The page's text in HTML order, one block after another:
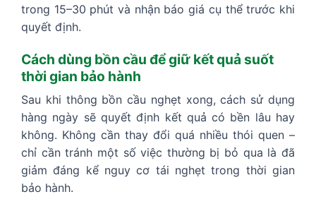
trong 15–30 phút và nhận báo giá cụ thể trước khi
quyết định.
Cách dùng bồn cầu để giữ kết quả suốt
thời gian bảo hành
Sau khi thông bồn cầu nghẹt xong, cách sử dụng
hàng ngày sẽ quyết định kết quả có bền lâu hay
không. Không cần thay đổi quá nhiều thói quen –
chỉ cần tránh một số việc thường bị bỏ qua là đã
giảm đáng kể nguy cơ tái nghẹt trong thời gian
bảo hành.